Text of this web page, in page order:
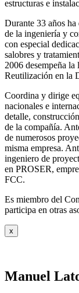
estructuras e
Durante 33 años
de la ingeniería y
con especial
salobres y
2006 desempeña
Reutilización en la
Coordina y dirige
nacionales e
detalle,
de la compañía.
de numerosos
misma empresa.
ingeniero de
en PROSER,
FCC.
Es miembro del
participa en otras
x
Manuel